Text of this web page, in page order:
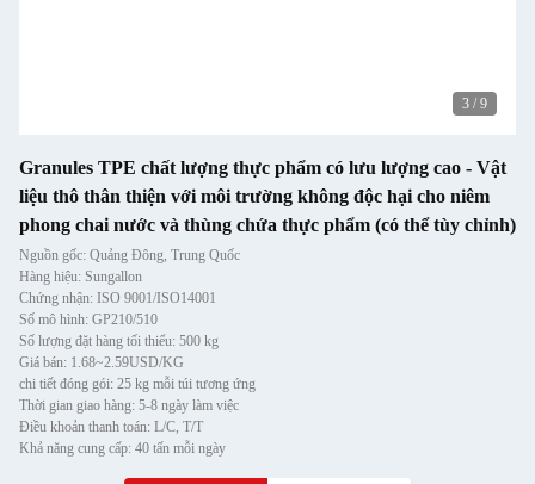
3 / 9
Granules TPE chất lượng thực phẩm có lưu lượng cao - Vật
liệu thô thân thiện với môi trường không độc hại cho niêm
phong chai nước và thùng chứa thực phẩm (có thể tùy chỉnh)
Nguồn gốc: Quảng Đông, Trung Quốc
Hàng hiệu: Sungallon
Chứng nhận: ISO 9001/ISO14001
Số mô hình: GP210/510
Số lượng đặt hàng tối thiểu: 500 kg
Giá bán: 1.68~2.59USD/KG
chi tiết đóng gói: 25 kg mỗi túi tương ứng
Thời gian giao hàng: 5-8 ngày làm việc
Điều khoản thanh toán: L/C, T/T
Khả năng cung cấp: 40 tấn mỗi ngày